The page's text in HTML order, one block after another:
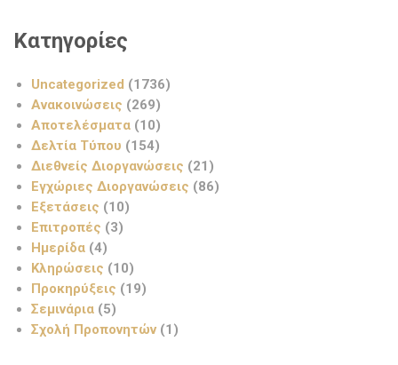
Κατηγορίες
Uncategorized (1736)
Ανακοινώσεις (269)
Αποτελέσματα (10)
Δελτία Τύπου (154)
Διεθνείς Διοργανώσεις (21)
Εγχώριες Διοργανώσεις (86)
Εξετάσεις (10)
Επιτροπές (3)
Ημερίδα (4)
Κληρώσεις (10)
Προκηρύξεις (19)
Σεμινάρια (5)
Σχολή Προπονητών (1)